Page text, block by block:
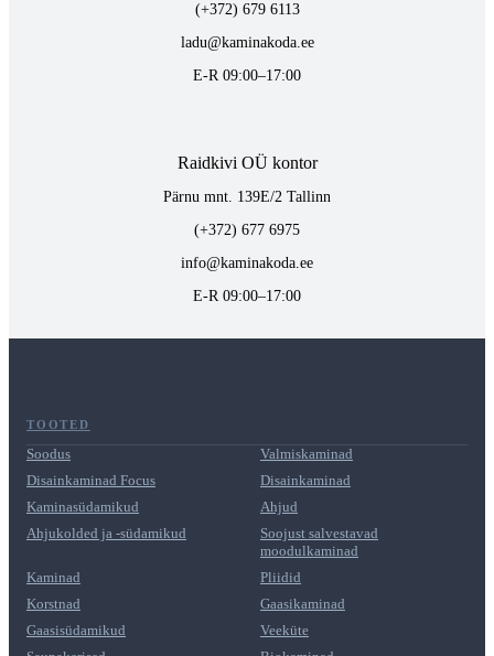
(+372) 679 6113
ladu@kaminakoda.ee
E-R 09:00–17:00
Raidkivi OÜ kontor
Pärnu mnt. 139E/2 Tallinn
(+372) 677 6975
info@kaminakoda.ee
E-R 09:00–17:00
TOOTED
Soodus
Valmiskaminad
Disainkaminad Focus
Disainkaminad
Kaminasüdamikud
Ahjud
Ahjukolded ja -südamikud
Soojust salvestavad
moodulkaminad
Kaminad
Pliidid
Korstnad
Gaasikaminad
Gaasisüdamikud
Veeküte